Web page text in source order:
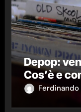
Depop:
Cos’è e